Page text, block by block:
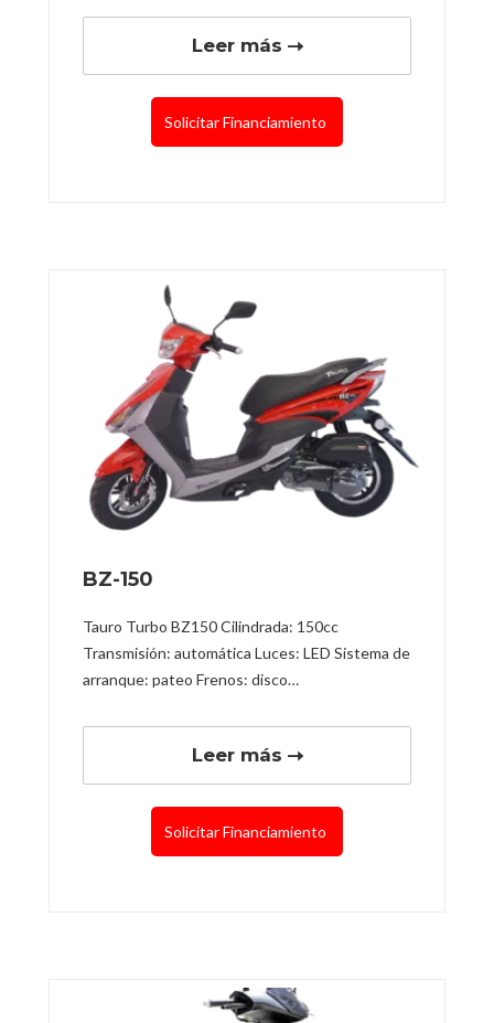
Leer más
Solicitar Financiamiento
BZ-150
Tauro Turbo BZ150 Cilindrada: 150cc
Transmisión: automática Luces: LED Sistema de
arranque: pateo Frenos: disco…
Leer más
Solicitar Financiamiento